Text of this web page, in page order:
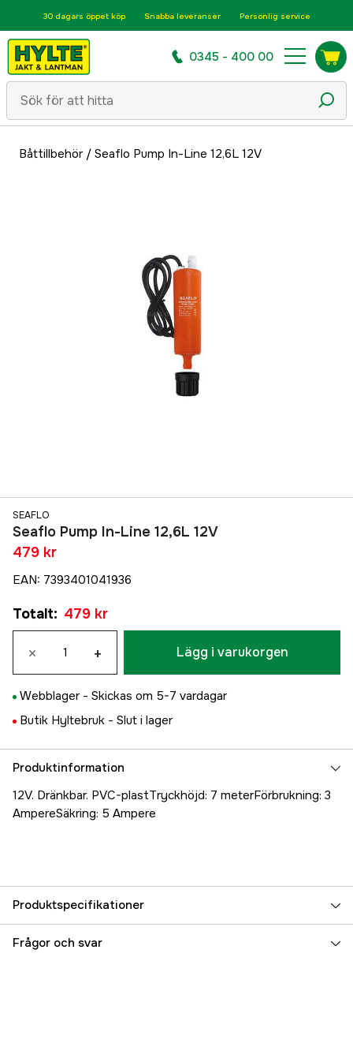
30 dagars öppet köp Snabba leveranser Personlig service
0345 - 400 00
Båttillbehör/ Seaflo Pump In-Line 12,6L 12V
SEAFLO
Seaflo Pump In-Line 12,6L 12V
479 kr
EAN: 7393401041936
Totalt: 479 kr
× + Lägg i varukorgen
Webblager - Skickas om 5-7 vardagar
Butik Hyltebruk - Slut i lager
Produktinformation
12V. Dränkbar. PVC-plastTryckhöjd: 7 meterFörbrukning: 3
AmpereSäkring: 5 Ampere
Produktspecifikationer
Referensnummer 5000022615
Frågor och svar